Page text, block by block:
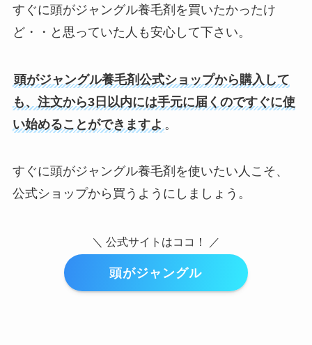
すぐに頭がジャングル養毛剤を買いたかったけ
ど・・と思っていた人も安心して下さい。
頭がジャングル養毛剤公式ショップから購入して
も、注文から3日以内には手元に届くのですぐに使
い始めることができますよ 。
すぐに頭がジャングル養毛剤 を使いたい人こそ、
公式ショップから買うようにしましょう。
＼ 公式サイトはココ！ ／
頭がジャングル